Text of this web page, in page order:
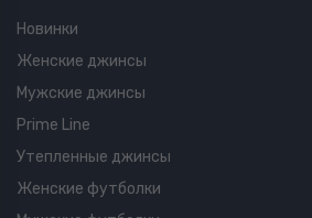
Новинки
Женские джинсы
Мужские джинсы
Prime Line
Утепленные джинсы
Женские футболки